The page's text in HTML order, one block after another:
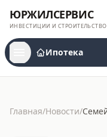
ЮРЖИЛСЕРВИС
ИНВЕСТИЦИИ И СТРОИТЕЛЬСТВО
Ипотека
Главная/Новости/